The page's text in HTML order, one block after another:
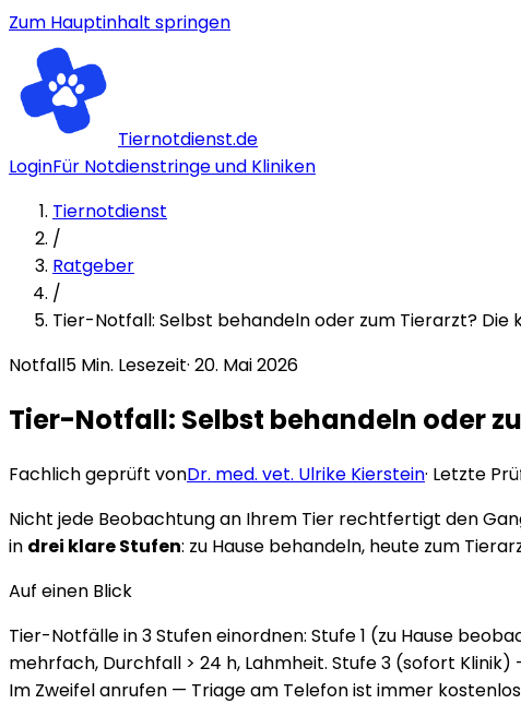
Zum Hauptinhalt springen
Tiernotdienst.de
LoginFür Notdienstringe und Kliniken
Tiernotdienst
/
Ratgeber
/
Tier-Notfall: Selbst behandeln oder zum Tierarzt? Die
Notfall5 Min. Lesezeit· 20. Mai 2026
Tier-Notfall: Selbst behandeln oder
Fachlich geprüft vonDr. med. vet. Ulrike Kierstein· Letzte
Nicht jede Beobachtung an Ihrem Tier rechtfertigt den
in drei klare Stufen: zu Hause behandeln, heute zum
Auf einen Blick
Tier-Notfälle in 3 Stufen einordnen: Stufe 1 (zu Hause
mehrfach, Durchfall > 24 h, Lahmheit. Stufe 3 (sofort
Im Zweifel anrufen — Triage am Telefon ist immer